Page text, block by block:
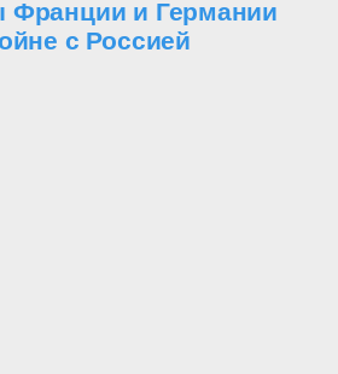
Франции и Германии
с Россией